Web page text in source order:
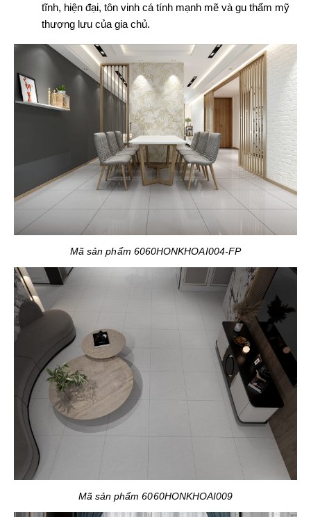
tĩnh, hiện đại, tôn vinh cá tính mạnh mẽ và gu thẩm mỹ
thượng lưu của gia chủ.
Mã sản phẩm 6060HONKHOAI004-FP
Mã sản phẩm 6060HONKHOAI009